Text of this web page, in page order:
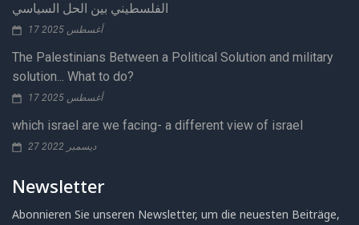
الفلسطيني بين الحل السياسي
17 أغسطس 2025
The Palestinians Between a Political Solution and military
solution... What to do?
17 أغسطس 2025
which israel are we facing- a different view of israel
27 ديسمبر 2022
Newsletter
Abonnieren Sie unseren Newsletter, um die neuesten Beiträge,